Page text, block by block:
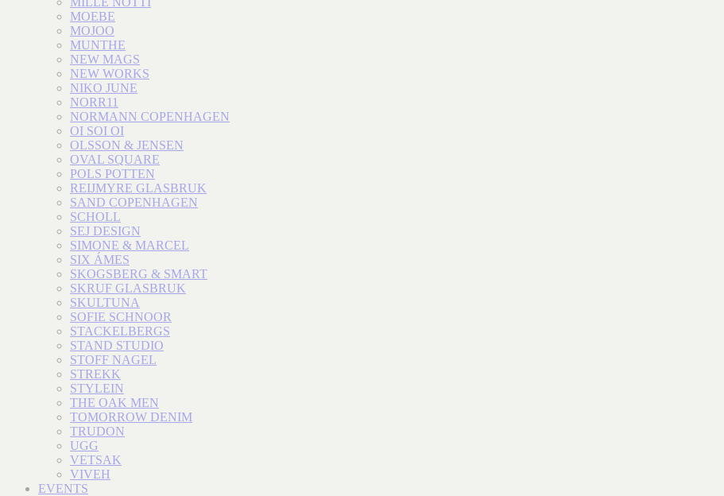
MOEBE
MOJOO
MUNTHE
NEW MAGS
NEW WORKS
NIKO JUNE
NORR11
NORMANN COPENHAGEN
OI SOI OI
OLSSON & JENSEN
OVAL SQUARE
POLS POTTEN
REIJMYRE GLASBRUK
SAND COPENHAGEN
SCHOLL
SEJ DESIGN
SIMONE & MARCEL
SIX ÁMES
SKOGSBERG & SMART
SKRUF GLASBRUK
SKULTUNA
SOFIE SCHNOOR
STACKELBERGS
STAND STUDIO
STOFF NAGEL
STREKK
STYLEIN
THE OAK MEN
TOMORROW DENIM
TRUDON
UGG
VETSAK
VIVEH
EVENTS